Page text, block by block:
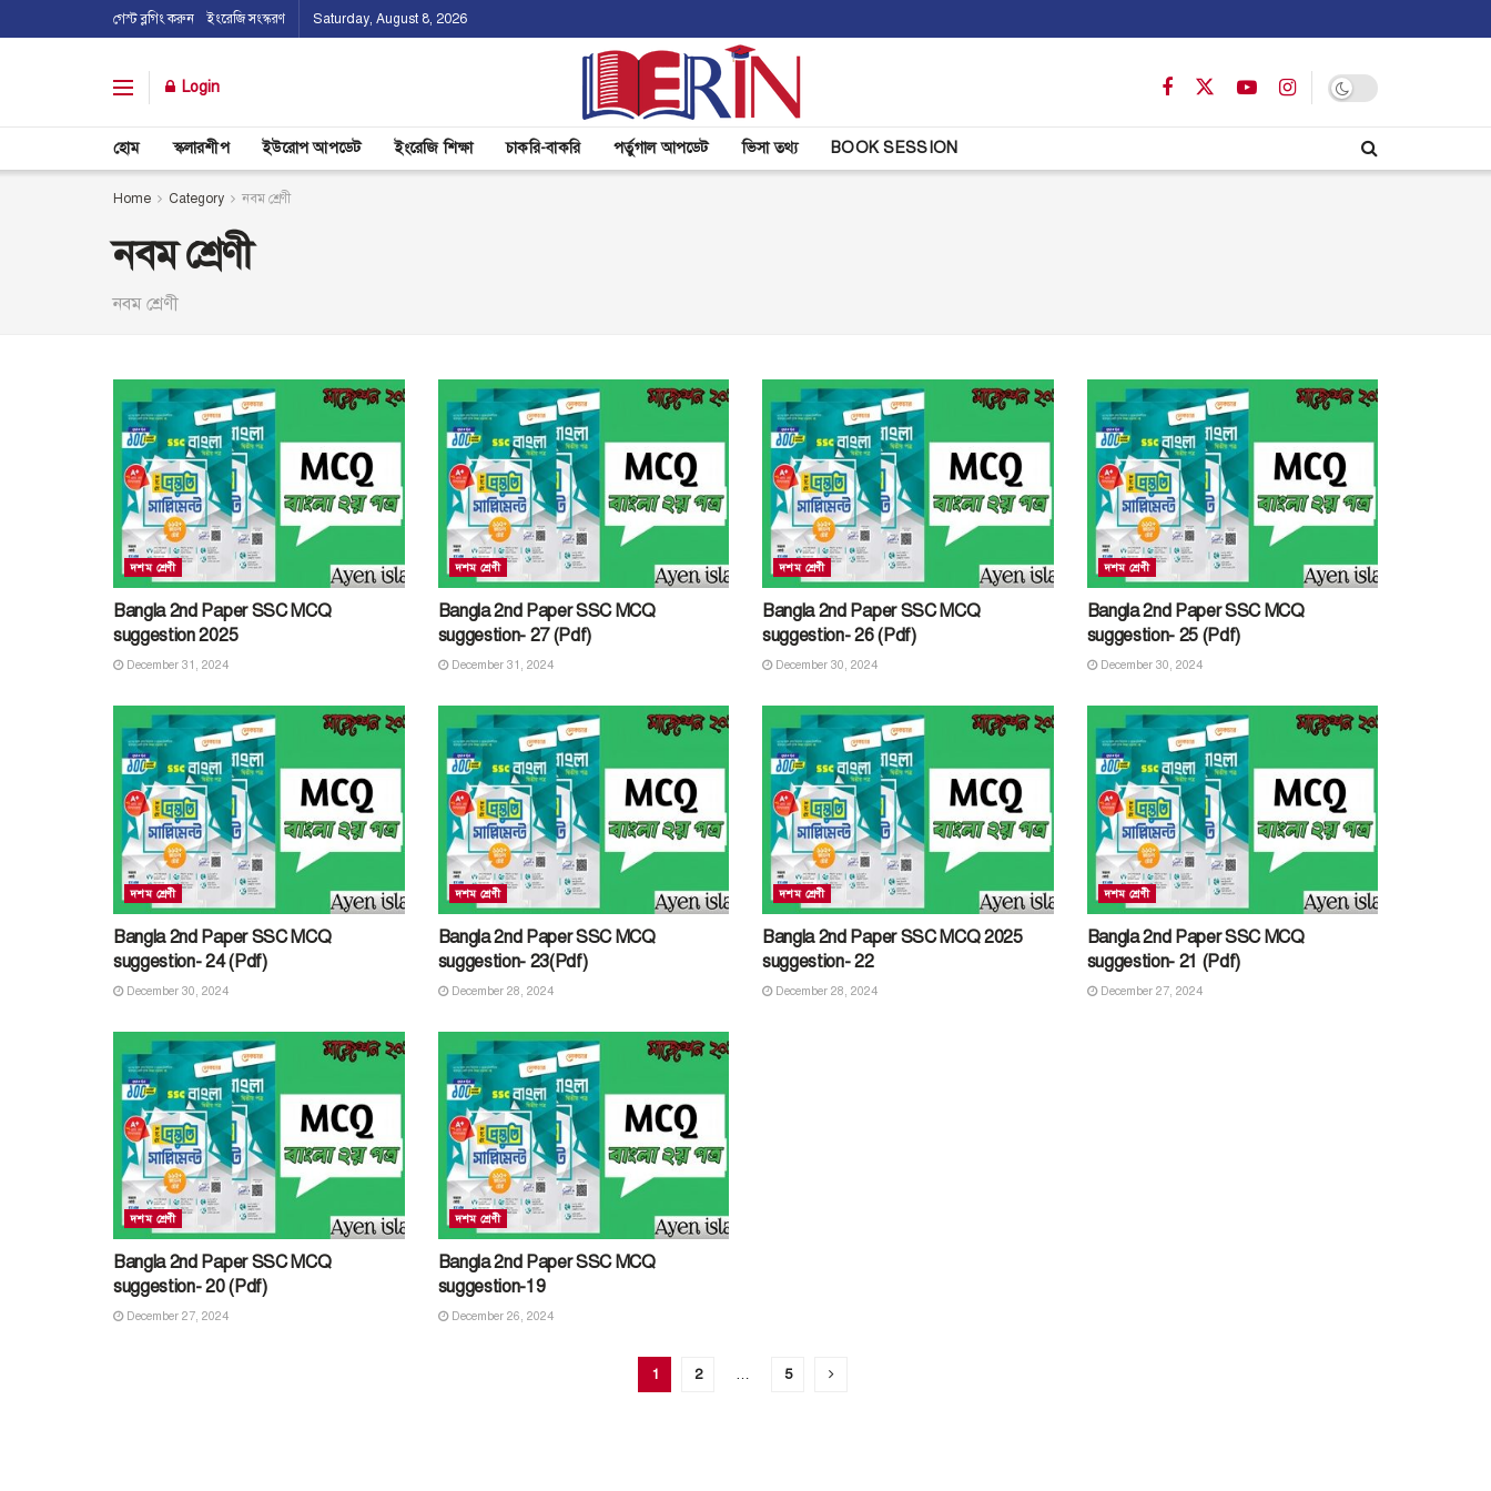
গেস্ট ব্লগিং করুন ইংরেজি সংস্করণ Saturday, August 8, 2026
Login
হোম স্কলারশীপ ইউরোপ আপডেট ইংরেজি শিক্ষা চাকরি-বাকরি পর্তুগাল আপডেট ভিসা তথ্য BOOK SESSION
Home Category নবম শ্রেণী
নবম শ্রেণী
নবম শ্রেণী
দশম শ্রেণী
Bangla 2nd Paper SSC MCQ
suggestion 2025
December 31, 2024
দশম শ্রেণী
Bangla 2nd Paper SSC MCQ
suggestion- 27 (Pdf)
December 31, 2024
দশম শ্রেণী
Bangla 2nd Paper SSC MCQ
suggestion- 26 (Pdf)
December 30, 2024
দশম শ্রেণী
Bangla 2nd Paper SSC MCQ
suggestion- 25 (Pdf)
December 30, 2024
দশম শ্রেণী
Bangla 2nd Paper SSC MCQ
suggestion- 24 (Pdf)
December 30, 2024
দশম শ্রেণী
Bangla 2nd Paper SSC MCQ
suggestion- 23(Pdf)
December 28, 2024
দশম শ্রেণী
Bangla 2nd Paper SSC MCQ 2025
suggestion- 22
December 28, 2024
দশম শ্রেণী
Bangla 2nd Paper SSC MCQ
suggestion- 21 (Pdf)
December 27, 2024
দশম শ্রেণী
Bangla 2nd Paper SSC MCQ
suggestion- 20 (Pdf)
December 27, 2024
দশম শ্রেণী
Bangla 2nd Paper SSC MCQ
suggestion-19
December 26, 2024
1 2 … 5